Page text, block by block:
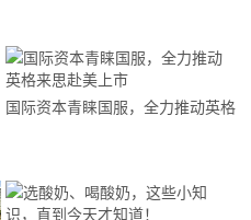
国际资本青睐国服，全力推动英格